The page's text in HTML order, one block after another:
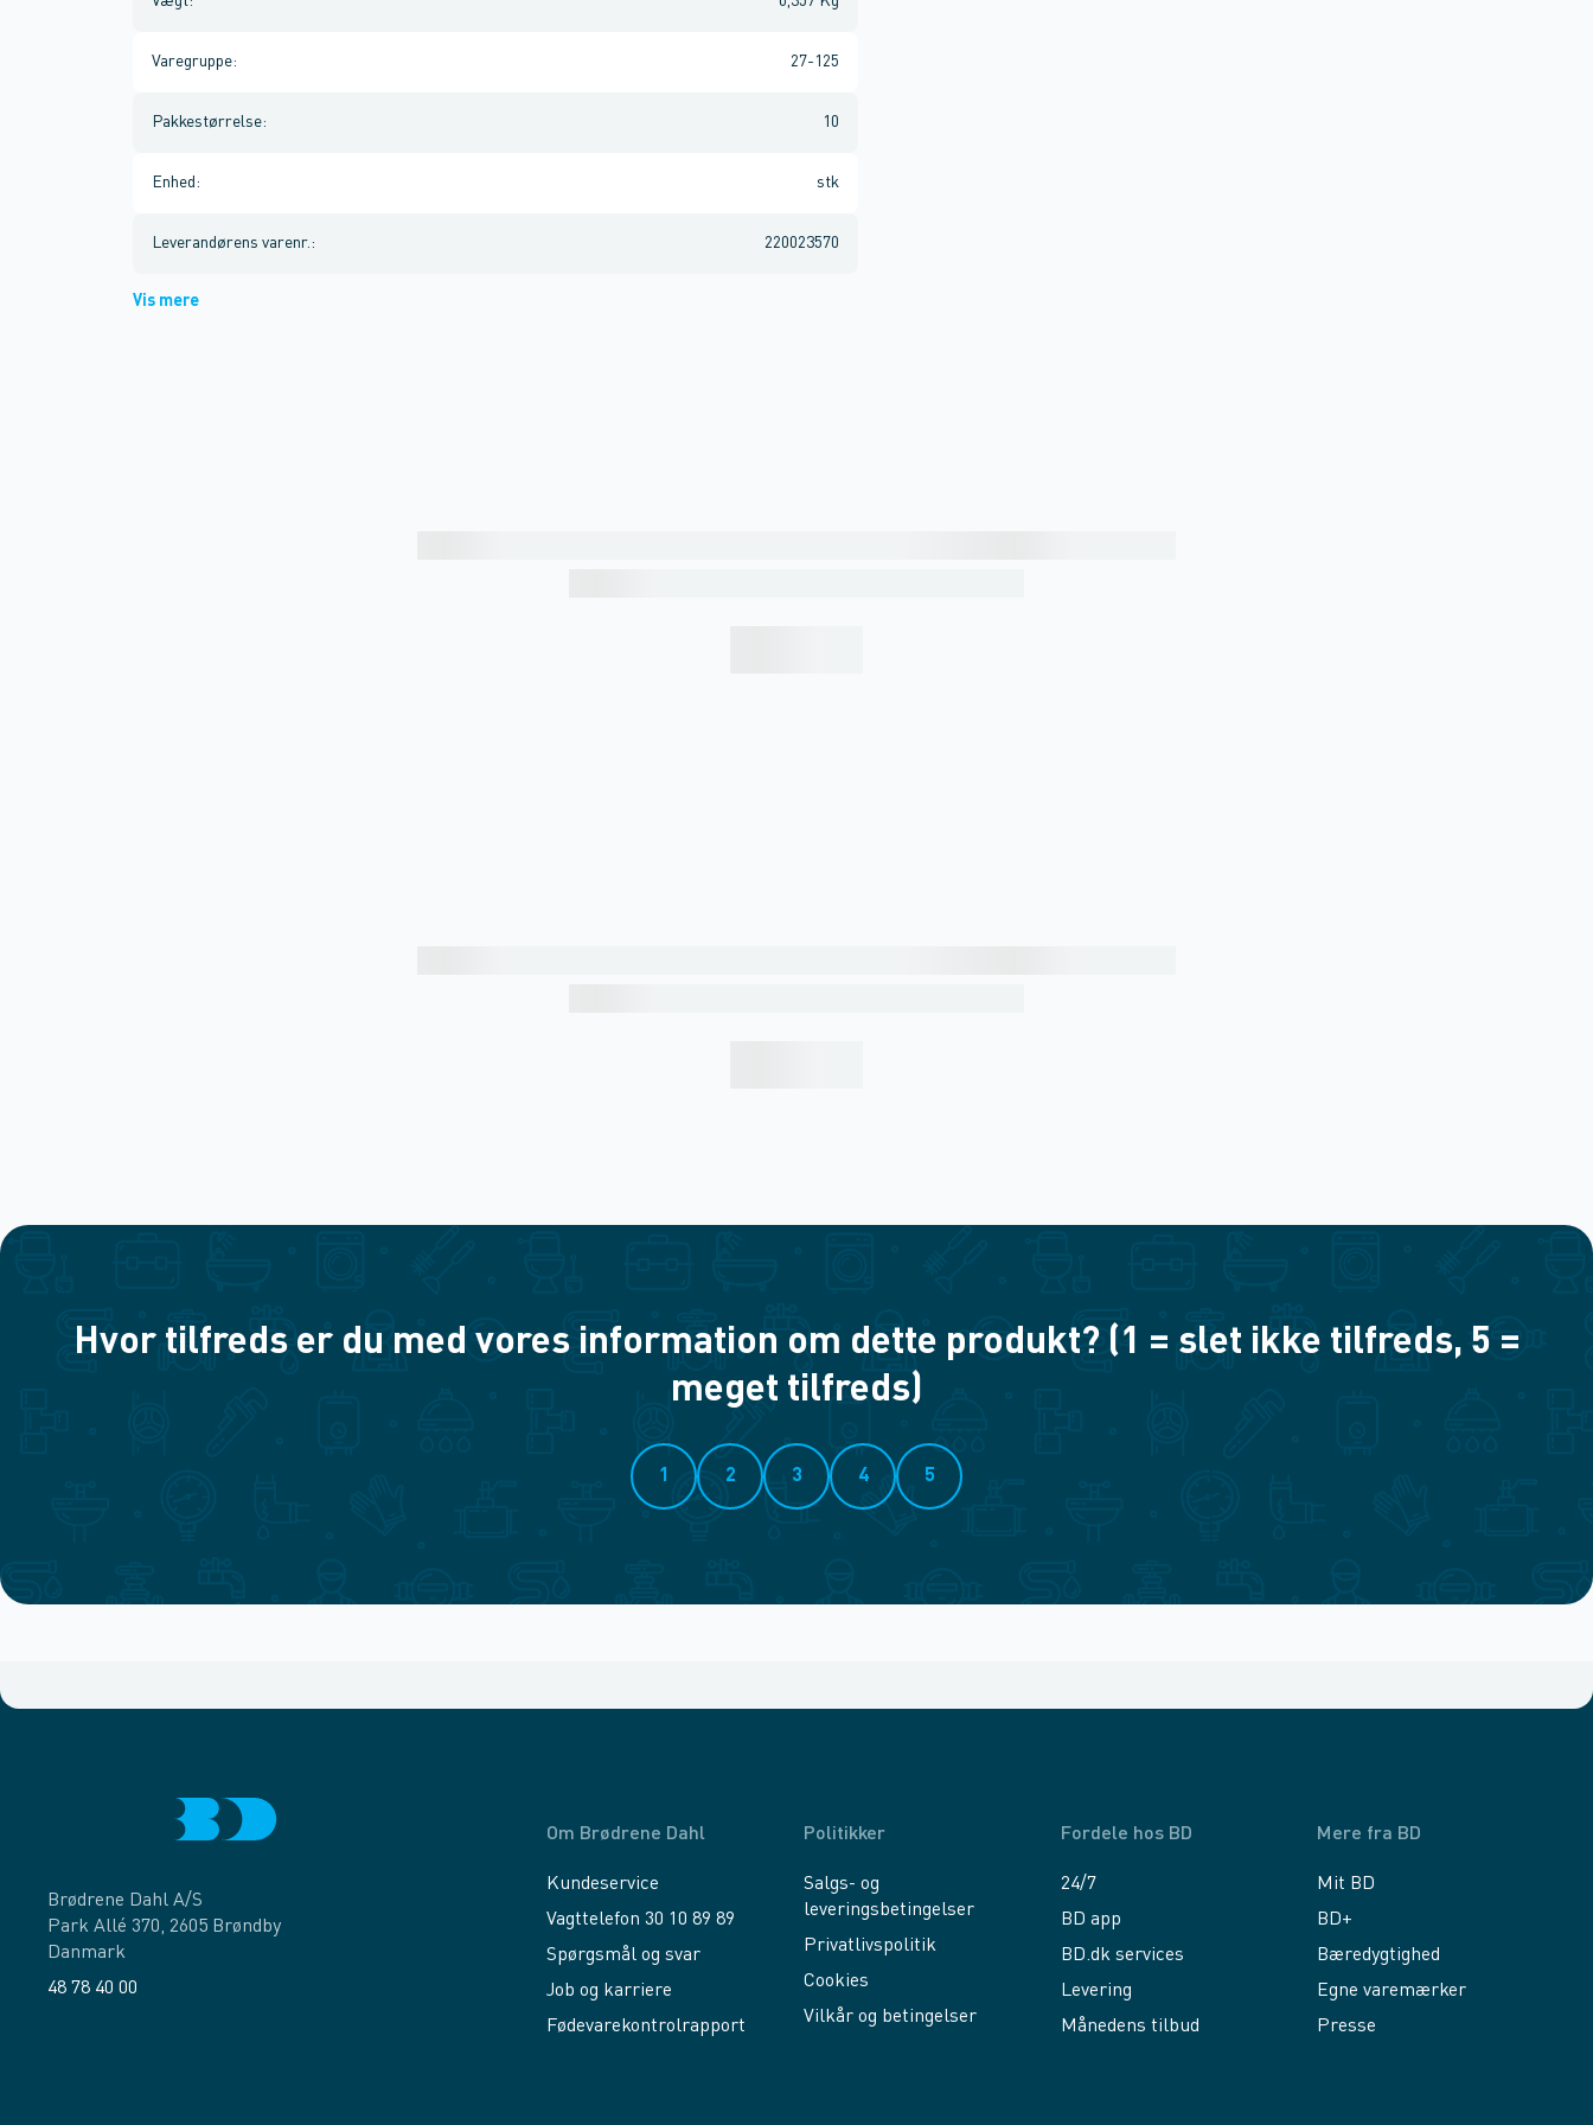
Varegruppe: 27-125
Pakkestørrelse: 10
Enhed : stk
Leverandørens varenr. : 220023570
Vis mere
Hvor tilfreds er du med vores information om dette produkt? (1 = slet ikke tilfreds, 5 =
meget tilfreds)
1 2 3 4 5
Brødrene Dahl A/S
Park Allé 370, 2605 Brøndby
Danmark
48 78 40 00
Om Brødrene Dahl
Kundeservice
Vagttelefon 30 10 89 89
Spørgsmål og svar
Job og karriere
Fødevarekontrolrapport
Politikker
Salgs- og
leveringsbetingelser
Privatlivspolitik
Cookies
Vilkår og betingelser
Fordele hos BD
24/7
BD app
BD.dk services
Levering
Månedens tilbud
Mere fra BD
Mit BD
BD+
Bæredygtighed
Egne varemærker
Presse